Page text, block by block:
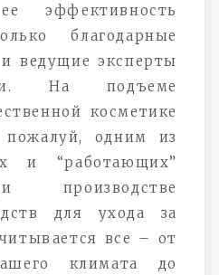
эффективность
благодарные
ведущие эксперты
На подъеме
косметике
пожалуй, одним из
и “работающих”
производстве
для ухода за
все – от
климата до